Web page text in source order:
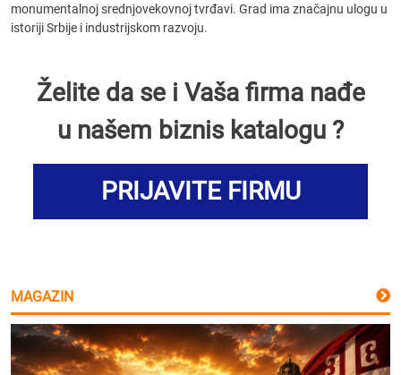
monumentalnoj srednjovekovnoj tvrđavi. Grad ima značajnu ulogu u
istoriji Srbije i industrijskom razvoju.
Želite da se i Vaša firma nađe
u našem biznis katalogu ?
PRIJAVITE FIRMU
MAGAZIN